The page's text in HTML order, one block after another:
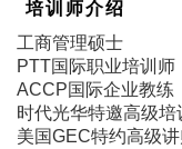
培训师介绍
工商管理硕士
PTT国际职业培训师
ACCP国际企业教练
时代光华特邀高级培
美国GEC特约高级